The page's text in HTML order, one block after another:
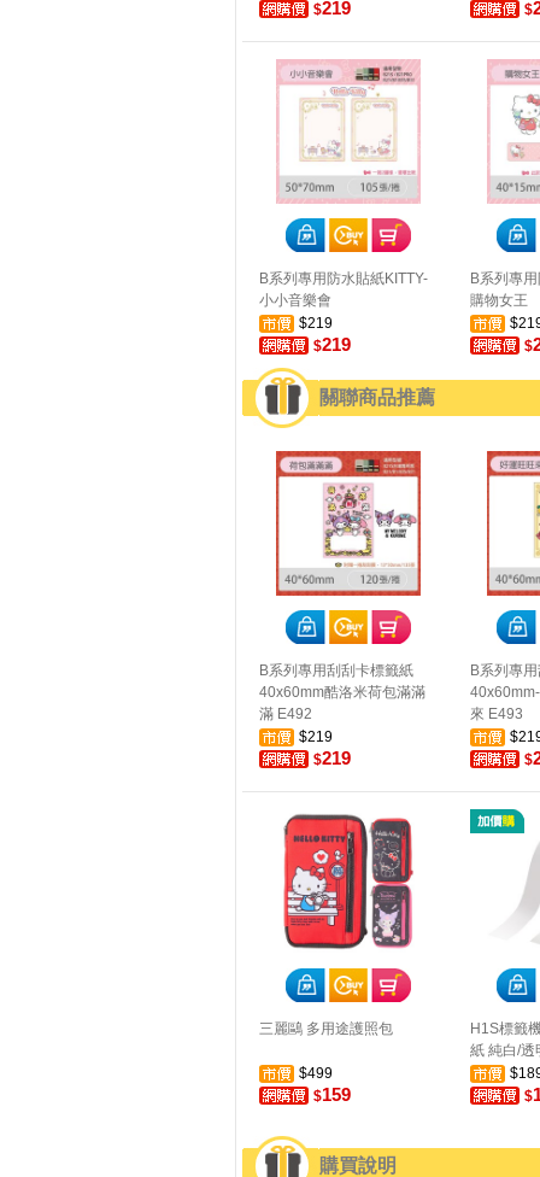
$219 $
B系列專用防水貼紙KITTY-
小小音樂會
$219
$219
B系列專
購物女王
$
關聯商品推薦
B系列專用刮刮卡標籤紙
40x60mm酷洛米荷包滿滿
滿 E492
$219
$219
B系列專
來 E493
$
三麗鷗 多用途護照包
$499
$159
H1S標籤
紙 純白/透
$
購買說明